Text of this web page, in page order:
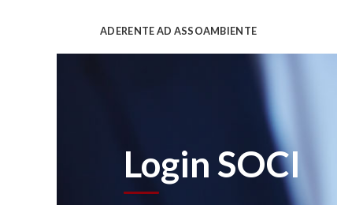
ADERENTE AD ASSOAMBIENTE
Login SOCI